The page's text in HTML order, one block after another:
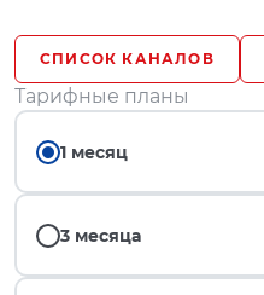
СПИСОК КАНАЛОВ
Тарифные планы
1 месяц
3 месяца